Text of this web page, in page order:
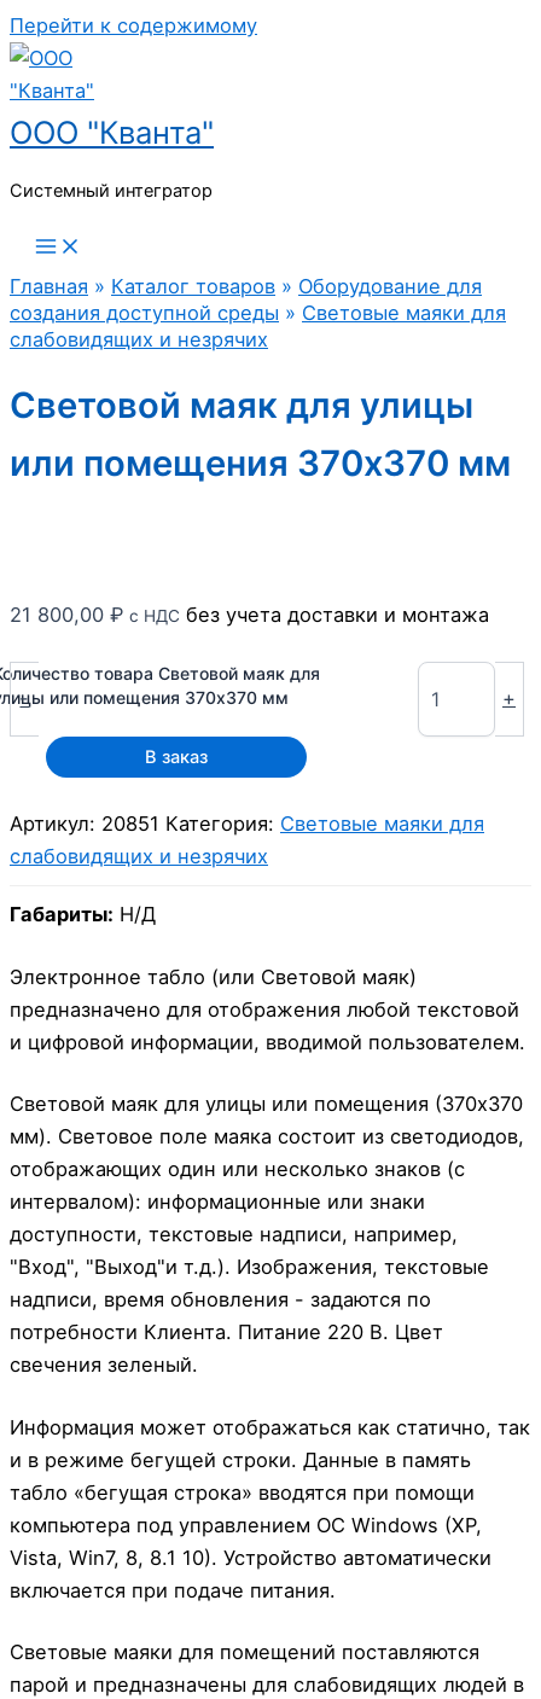
Перейти к содержимому
ООО "Кванта"
Системный интегратор
Главная » Каталог товаров » Оборудование для
создания доступной среды » Световые маяки для
слабовидящих и незрячих
Световой маяк для улицы
или помещения 370х370 мм
21 800,00 ₽ с НДС без учета доставки и монтажа
-
товара Световой маяк для
или помещения 370х370 мм
+
В заказ
Артикул: 20851 Категория: Световые маяки для
слабовидящих и незрячих
Габариты: Н/Д
Электронное табло (или Световой маяк)
предназначено для отображения любой текстовой
и цифровой информации, вводимой пользователем.
Световой маяк для улицы или помещения (370х370
мм). Световое поле маяка состоит из светодиодов,
отображающих один или несколько знаков (с
интервалом): информационные или знаки
доступности, текстовые надписи, например,
"Вход", "Выход"и т.д.). Изображения, текстовые
надписи, время обновления - задаются по
потребности Клиента. Питание 220 В. Цвет
свечения зеленый.
Информация может отображаться как статично, так
и в режиме бегущей строки. Данные в память
табло «бегущая строка» вводятся при помощи
компьютера под управлением ОС Windows (XP,
Vista, Win7, 8, 8.1 10). Устройство автоматически
включается при подаче питания.
Световые маяки для помещений поставляются
парой и предназначены для слабовидящих людей в